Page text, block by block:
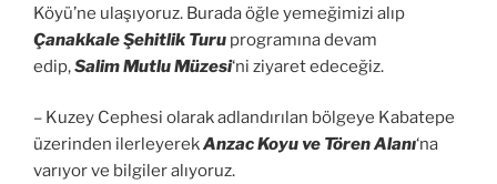
Köyü’ne ulaşıyoruz. Burada öğle yemeğimizi alıp
Çanakkale Şehitlik Turu programına devam
edip,Salim Mutlu Müzesi‘ni ziyaret edeceğiz.
– Kuzey Cephesi olarak adlandırılan bölgeye Kabatepe
üzerinden ilerleyerekAnzac Koyu ve Tören Alanı‘na
varıyor ve bilgiler alıyoruz.